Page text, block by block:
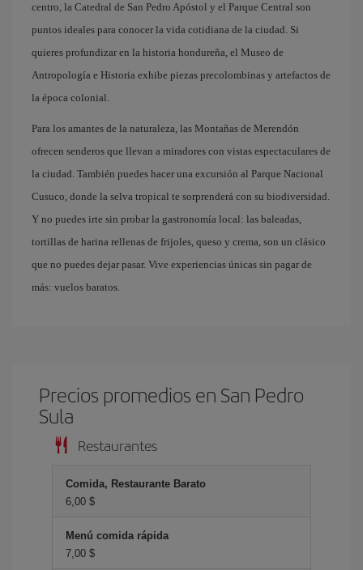
centro, la Catedral de San Pedro Apóstol y el Parque Central son
puntos ideales para conocer la vida cotidiana de la ciudad. Si
quieres profundizar en la historia hondureña, el Museo de
Antropología e Historia exhibe piezas precolombinas y artefactos de
la época colonial.
Para los amantes de la naturaleza, las Montañas de Merendón
ofrecen senderos que llevan a miradores con vistas espectaculares de
la ciudad. También puedes hacer una excursión al Parque Nacional
Cusuco, donde la selva tropical te sorprenderá con su biodiversidad.
Y no puedes irte sin probar la gastronomía local: las baleadas,
tortillas de harina rellenas de frijoles, queso y crema, son un clásico
que no puedes dejar pasar. Vive experiencias únicas sin pagar de
más: vuelos baratos.
Precios promedios en San Pedro
Sula
Restaurantes
Comida, Restaurante Barato
6,00 $
Menú comida rápida
7,00 $